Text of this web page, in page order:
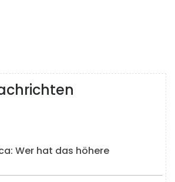
Wer hat das höhere